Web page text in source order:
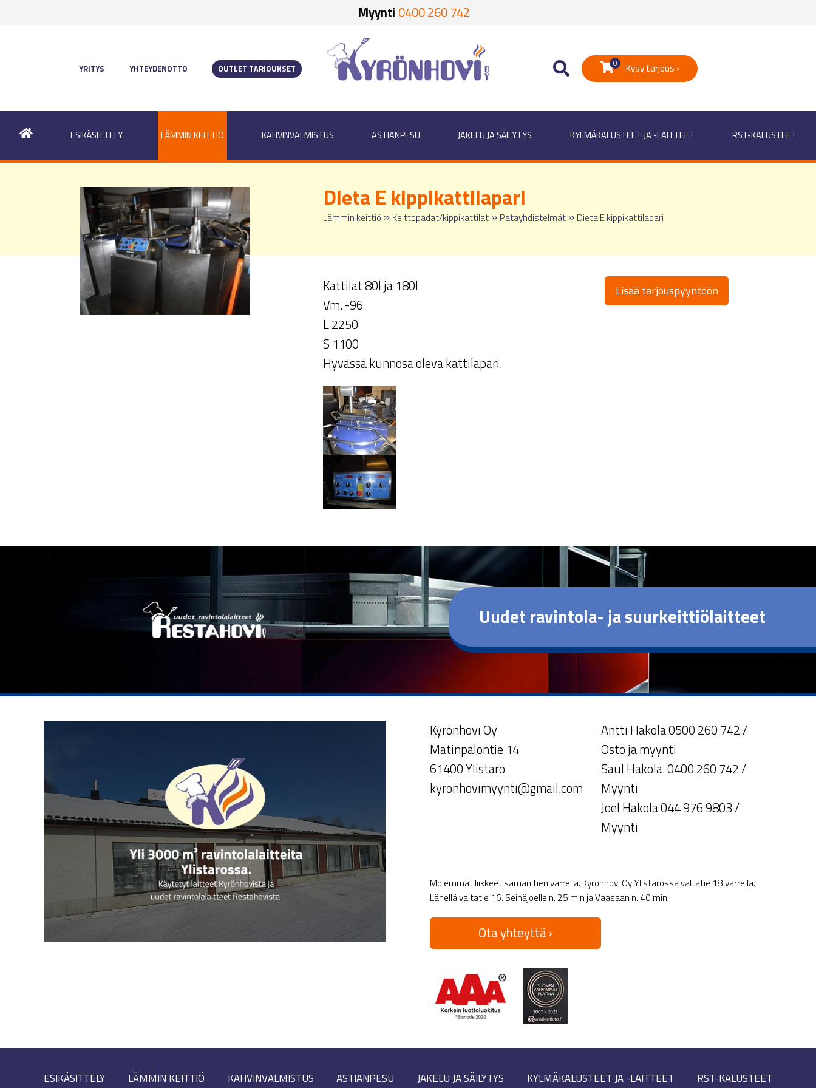
Myynti 0400 260 742
YRITYS YHTEYDENOTTO OUTLET TARJOUKSET
0 Kysy tarjous ›
ESIKÄSITTELY LÄMMIN KEITTIÖ KAHVINVALMISTUS ASTIANPESU JAKELU JA SÄILYTYS KYLMÄKALUSTEET JA -LAITTEET RST-KALUSTEET
Dieta E kippikattilapari
Lämmin keittiö » Keittopadat/kippikattilat » Patayhdistelmät » Dieta E kippikattilapari
Kattilat 80l ja 180l
Vm. -96
L 2250
S 1100
Hyvässä kunnosa oleva kattilapari.
Lisää tarjouspyyntöön
Uudet ravintola- ja suurkeittiölaitteet
Kyrönhovi Oy
Matinpalontie 14
61400 Ylistaro
kyronhovimyynti@gmail.com
Antti Hakola 0500 260 742 /
Osto ja myynti
Saul Hakola 0400 260 742 /
Myynti
Joel Hakola 044 976 9803 /
Myynti
Molemmat liikkeet saman tien varrella. Kyrönhovi Oy Ylistarossa valtatie 18 varrella.
Lähellä valtatie 16. Seinäjoelle n. 25 min ja Vaasaan n. 40 min.
Ota yhteyttä ›
ESIKÄSITTELY LÄMMIN KEITTIÖ KAHVINVALMISTUS ASTIANPESU JAKELU JA SÄILYTYS KYLMÄKALUSTEET JA -LAITTEET RST-KALUSTEET